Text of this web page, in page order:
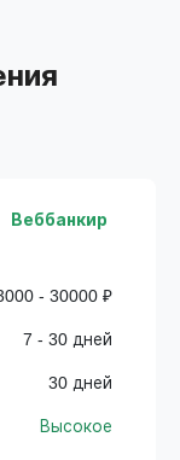
Веббанкир
- 30000 ₽
7 - 30 дней
30 дней
Высокое